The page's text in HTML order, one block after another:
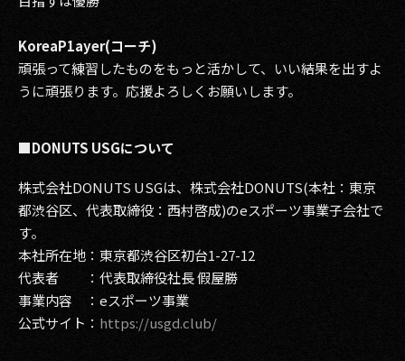
KoreaP1ayer(コーチ)
頑張って練習したものをもっと活かして、いい結果を出すよ
うに頑張ります。応援よろしくお願いします。
■DONUTS USGについて
株式会社DONUTS USGは、株式会社DONUTS(本社：東京
都渋谷区、代表取締役：西村啓成)のeスポーツ事業子会社で
す。
本社所在地：東京都渋谷区初台1-27-12
代表者 ：代表取締役社長 假屋勝
事業内容 ：eスポーツ事業
公式サイト： https://usgd.club/